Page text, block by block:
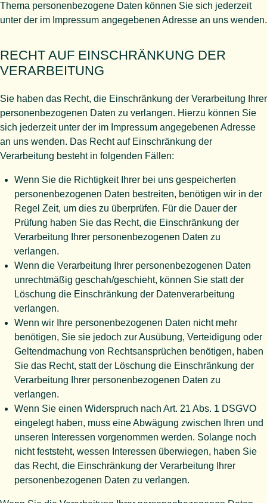
Thema personenbezogene Daten können Sie sich jederzeit
unter der im Impressum angegebenen Adresse an uns wenden.
RECHT AUF EINSCHRÄNKUNG DER
VERARBEITUNG
Sie haben das Recht, die Einschränkung der Verarbeitung Ihrer
personenbezogenen Daten zu verlangen. Hierzu können Sie
sich jederzeit unter der im Impressum angegebenen Adresse
an uns wenden. Das Recht auf Einschränkung der
Verarbeitung besteht in folgenden Fällen:
Wenn Sie die Richtigkeit Ihrer bei uns gespeicherten
personenbezogenen Daten bestreiten, benötigen wir in der
Regel Zeit, um dies zu überprüfen. Für die Dauer der
Prüfung haben Sie das Recht, die Einschränkung der
Verarbeitung Ihrer personenbezogenen Daten zu
verlangen.
Wenn die Verarbeitung Ihrer personenbezogenen Daten
unrechtmäßig geschah/geschieht, können Sie statt der
Löschung die Einschränkung der Datenverarbeitung
verlangen.
Wenn wir Ihre personenbezogenen Daten nicht mehr
benötigen, Sie sie jedoch zur Ausübung, Verteidigung oder
Geltendmachung von Rechtsansprüchen benötigen, haben
Sie das Recht, statt der Löschung die Einschränkung der
Verarbeitung Ihrer personenbezogenen Daten zu
verlangen.
Wenn Sie einen Widerspruch nach Art. 21 Abs. 1 DSGVO
eingelegt haben, muss eine Abwägung zwischen Ihren und
unseren Interessen vorgenommen werden. Solange noch
nicht feststeht, wessen Interessen überwiegen, haben Sie
das Recht, die Einschränkung der Verarbeitung Ihrer
personenbezogenen Daten zu verlangen.